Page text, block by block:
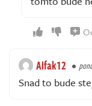
Alfak12
Snad to bude